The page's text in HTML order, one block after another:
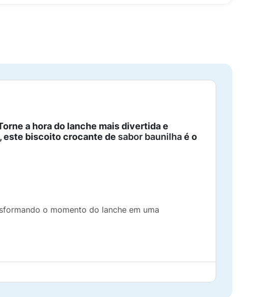
a hora do lanche mais divertida e
, este biscoito crocante de sabor baunilhaé o
o momento do lanche em uma
a lancheira escolar.